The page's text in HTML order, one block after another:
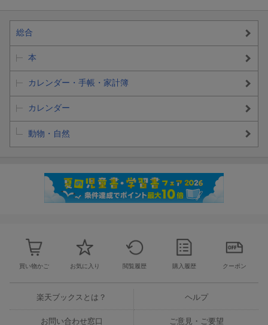
総合
本
カレンダー・手帳・家計簿
カレンダー
動物・自然
買い物かご お気に入り 閲覧履歴 購入履歴 クーポン
楽天ブックスとは？ ヘルプ
お問い合わせ窓口 ご意見・ご要望